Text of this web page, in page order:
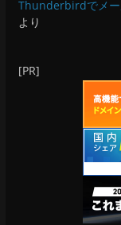
Thunderbirdでメー
より
[PR]